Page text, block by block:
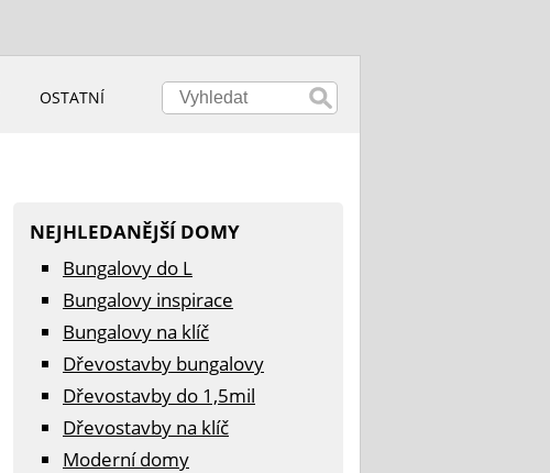
OSTATNÍ
NEJHLEDANĚJŠÍ DOMY
Bungalovy do L
Bungalovy inspirace
Bungalovy na klíč
Dřevostavby bungalovy
Dřevostavby do 1,5mil
Dřevostavby na klíč
Moderní domy